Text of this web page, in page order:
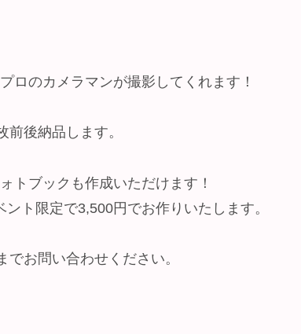
ロのカメラマンが撮影してくれます！
後納品します。
トブックも作成いただけます！
ト限定で3,500円でお作りいたします。
お問い合わせください。